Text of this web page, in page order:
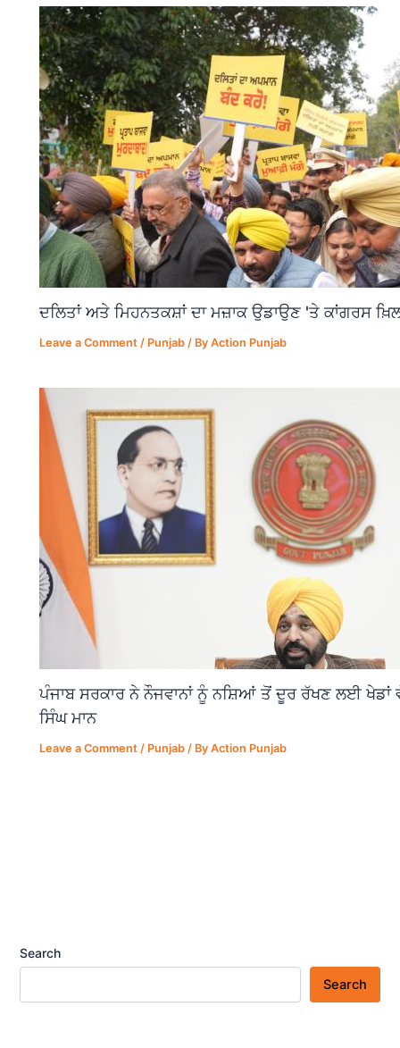
ਦਲਿਤਾਂ ਅਤੇ ਮਿਹਨਤਕਸ਼ਾਂ ਦਾ ਮਜ਼ਾਕ ਉਡਾਉਣ 'ਤੇ ਕਾਂਗਰਸ
Leave a Comment / Punjab / ByAction Punjab
ਪੰਜਾਬ ਸਰਕਾਰ ਨੇ ਨੌਜਵਾਨਾਂ ਨੂੰ ਨਸ਼ਿਆਂ ਤੋਂ ਦੂਰ ਰੱਖਣ ਲਈ ਖੇਡਾਂ
ਸਿੰਘ ਮਾਨ
Leave a Comment / Punjab / ByAction Punjab
Search
Search